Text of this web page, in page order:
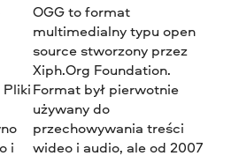
i
OGG to format
multimedialny typu open
source stworzony przez
Xiph.Org Foundation.
Format był pierwotnie
używany do
przechowywania treści
wideo i audio, ale od 2007